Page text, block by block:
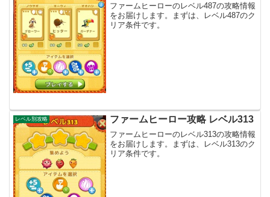
ファームヒーローのレベル487の攻略情報
をお届けします。まずは、レベル487のク
リア条件です。
レベル別攻略 ファームヒーロー攻略 レベル313
ファームヒーローのレベル313の攻略情報
をお届けします。まずは、レベル313のク
リア条件です。